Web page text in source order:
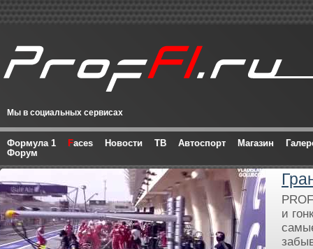
Мы в социальных сервисах
Формула 1 Faces Новости ТВ Автоспорт Магазин
Форум
и